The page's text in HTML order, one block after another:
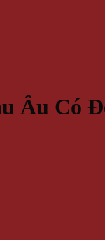
Âu Có